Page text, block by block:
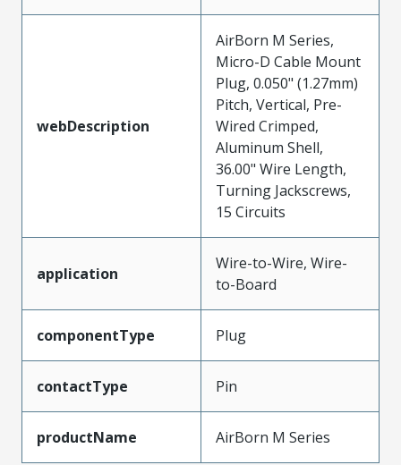
webDescription
AirBorn M Series,
Micro-D Cable Mount
Plug, 0.050" (1.27mm)
Pitch, Vertical, Pre-
Wired Crimped,
Aluminum Shell,
36.00" Wire Length,
Turning Jackscrews,
15 Circuits
application
Wire-to-Wire, Wire-
to-Board
componentType Plug
contactType Pin
productName AirBorn M Series